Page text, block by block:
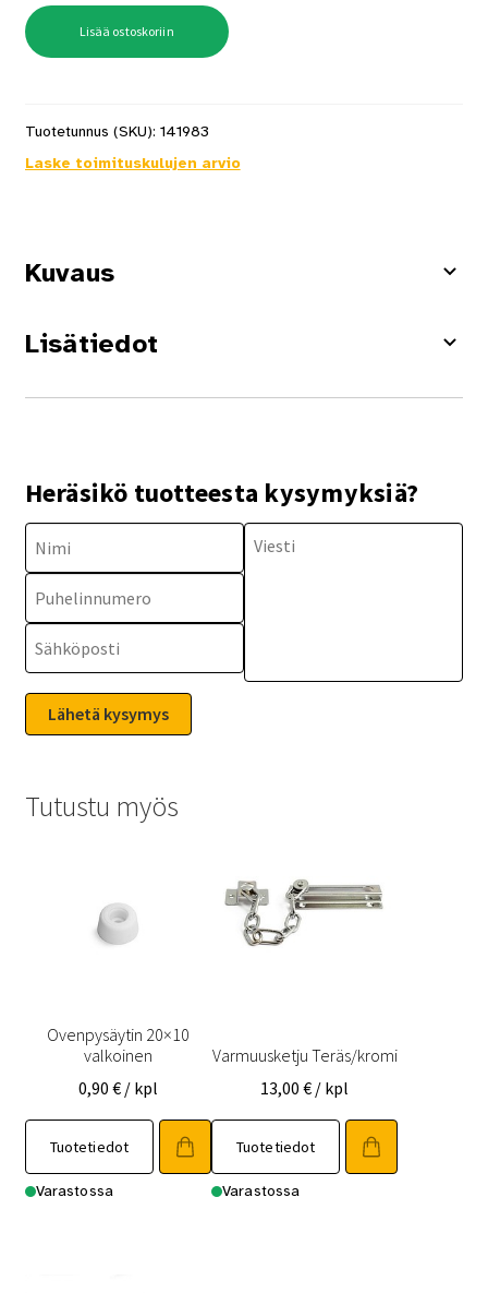
Lisää ostoskoriin
Tuotetunnus (SKU): 141983
Laske toimituskulujen arvio
Kuvaus
Lisätiedot
Heräsikö tuotteesta kysymyksiä?
Tutustu myös
Ovenpysäytin 20×10
valkoinen
0,90 € / kpl
Tuotetiedot
Varastossa
Varmuusketju Teräs/kromi
13,00€ / kpl
Tuotetiedot
Varastossa